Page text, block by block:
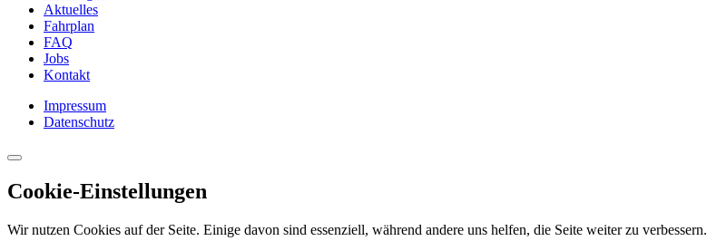
Aktuelles
Fahrplan
FAQ
Jobs
Kontakt
Impressum
Datenschutz
Cookie-Einstellungen
Wir nutzen Cookies auf der Seite. Einige davon sind essenziell, während andere uns helfen, die Seite weiter zu verbessern.